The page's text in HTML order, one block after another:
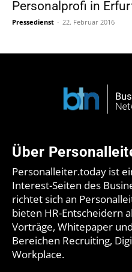
Personalprofi in
Pressedienst - 22. Februar 2016
Über
Personalleiter.today ist
Interest-Seiten des
richtet sich an
bieten HR-Entscheidern
Vorträge, Whitepaper
Bereichen Recruiting,
Workplace.